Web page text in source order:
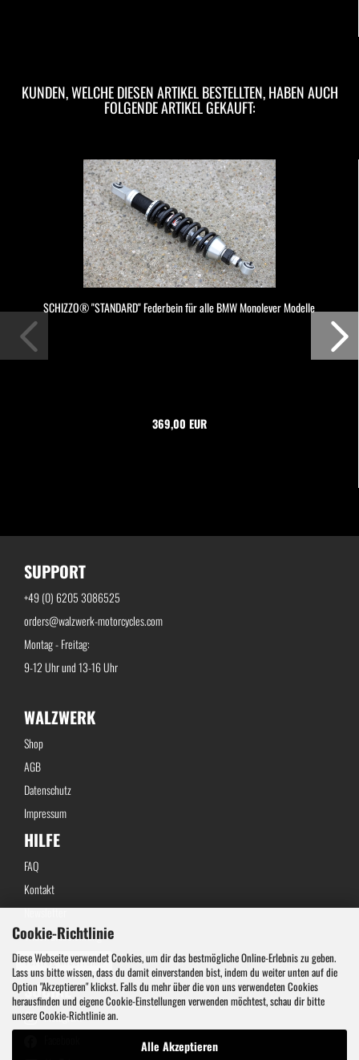
Cookie-Richtlinie
Diese Webseite verwendet Cookies, um dir das bestmögliche Online-Erlebnis zu geben.
Lass uns bitte wissen, dass du damit einverstanden bist, indem du weiter unten auf die
Option "Akzeptieren" klickst. Falls du mehr über die von uns verwendeten Cookies
herausfinden und eigene Cookie-Einstellungen verwenden möchtest, schau dir bitte
unsere Cookie-Richtlinie an.
Alle Akzeptieren
KUNDEN, WELCHE DIESEN ARTIKEL BESTELLTEN, HABEN AUCH
FOLGENDE ARTIKEL GEKAUFT:
SCHIZZO® "STANDARD" Federbein für alle BMW Monolever Modelle
369,00 EUR
SUPPORT
+49 (0) 6205 3086525
orders@walzwerk-motorcycles.com
Montag - Freitag:
9-12 Uhr und 13-16 Uhr
WALZWERK
Shop
AGB
Datenschutz
Impressum
HILFE
FAQ
Kontakt
Newsletter
Widerrufsbelehrung
Vertrag widerrufen
SOCIAL
Instagram